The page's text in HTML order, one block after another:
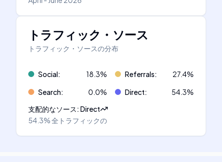
トラフィック・ソース
トラフィック・ソースの分布
Social: 18.3% Referrals: 27.4%
Search: 0.0% Direct: 54.3%
支配的なソース:Direct
54.3%全トラフィックの